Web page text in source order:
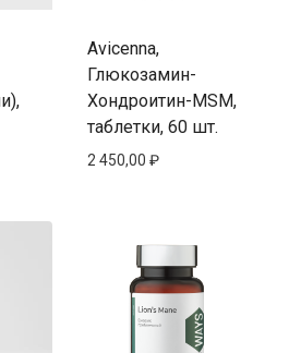
Avicenna,
Глюкозамин-
Хондроитин-MSM,
таблетки, 60 шт.
2 450,00 ₽